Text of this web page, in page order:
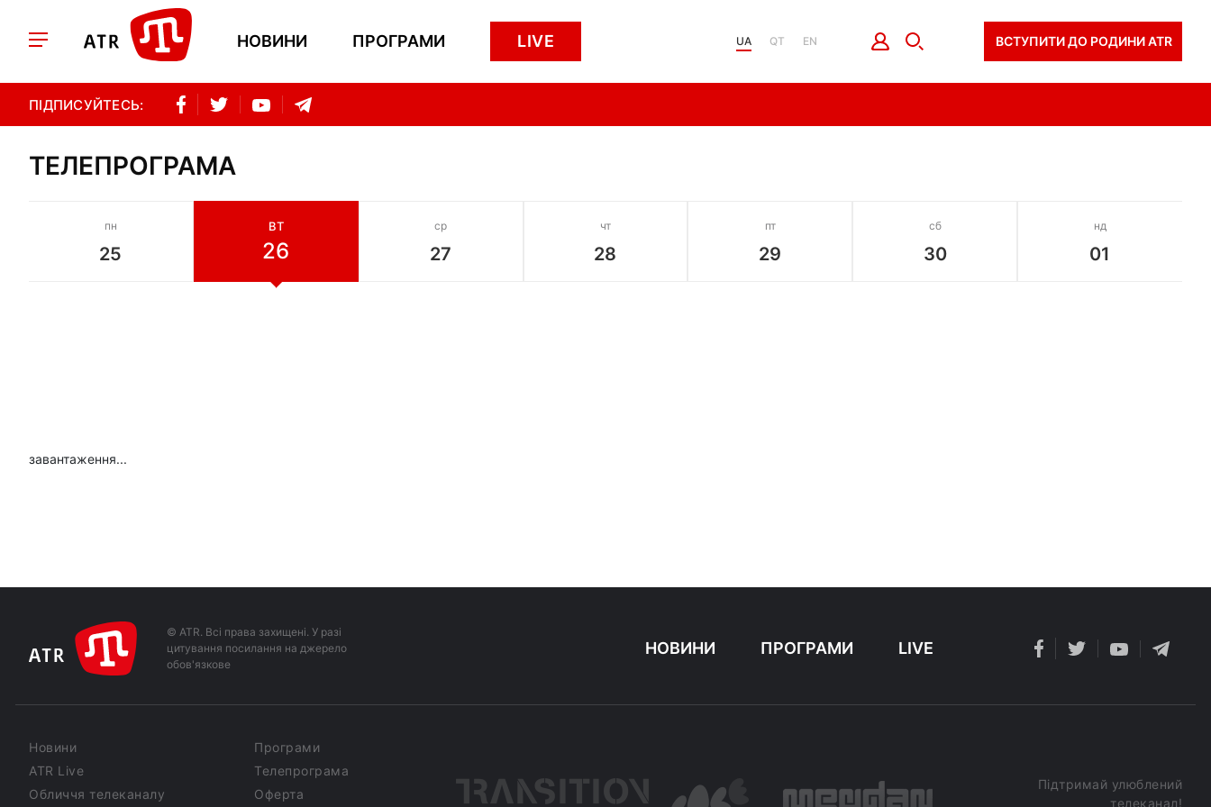
НОВИНИ ПРОГРАМИ LIVE UA QT EN ВСТУПИТИ ДО РОДИНИ ATR
ПІДПИСУЙТЕСЬ:
ТЕЛЕПРОГРАМА
пн
25
ВТ
26
ср
27
чт
28
пт
29
сб
30
нд
01
завантаження...
© ATR. Всі права захищені. У разі
цитування посилання на джерело
обов'язкове
НОВИНИ ПРОГРАМИ LIVE
Новини
Програми
ATR Live
Телепрограма
Обличчя телеканалу
Оферта
Підтримай улюблений
телеканал!